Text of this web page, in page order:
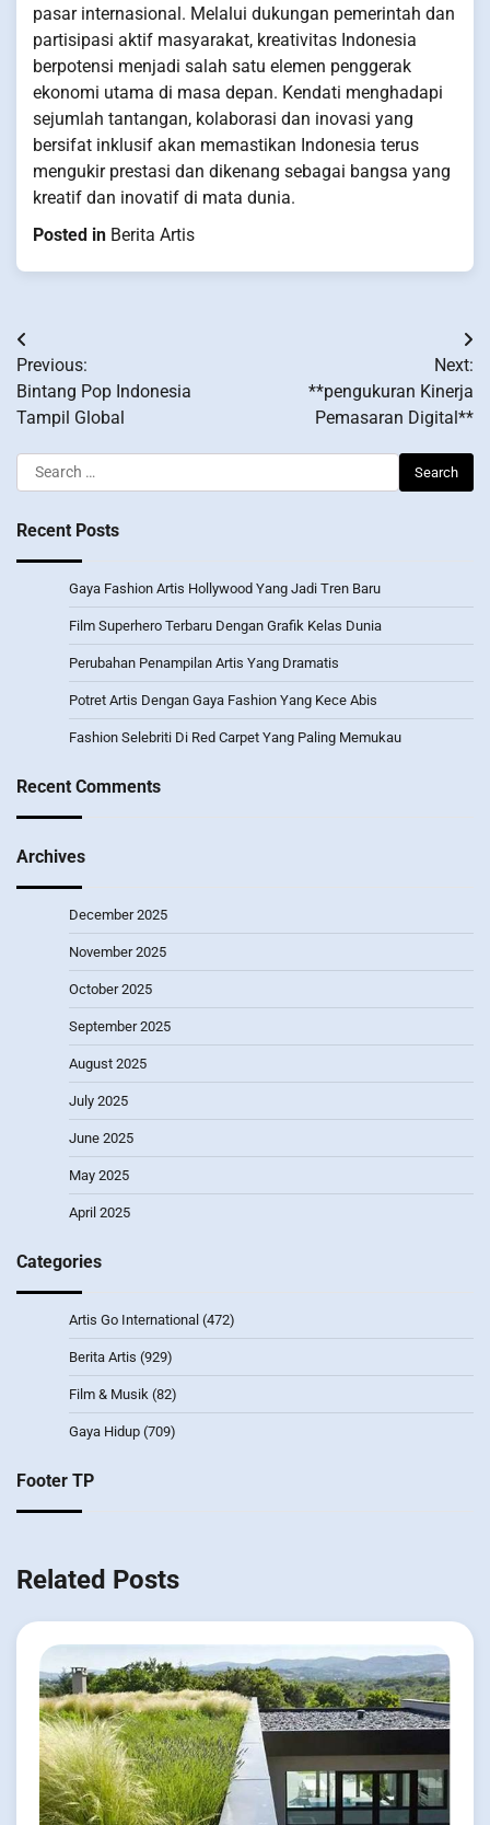
pasar internasional. Melalui dukungan pemerintah dan
partisipasi aktif masyarakat, kreativitas Indonesia
berpotensi menjadi salah satu elemen penggerak
ekonomi utama di masa depan. Kendati menghadapi
sejumlah tantangan, kolaborasi dan inovasi yang
bersifat inklusif akan memastikan Indonesia terus
mengukir prestasi dan dikenang sebagai bangsa yang
kreatif dan inovatif di mata dunia.
Posted in Berita Artis
Post
navigation
Previous:
Bintang Pop Indonesia
Tampil Global
Next:
**pengukuran Kinerja
Pemasaran Digital**
Search
for:
Recent Posts
Gaya Fashion Artis Hollywood Yang Jadi Tren Baru
Film Superhero Terbaru Dengan Grafik Kelas Dunia
Perubahan Penampilan Artis Yang Dramatis
Potret Artis Dengan Gaya Fashion Yang Kece Abis
Fashion Selebriti Di Red Carpet Yang Paling Memukau
Recent Comments
Archives
December 2025
November 2025
October 2025
September 2025
August 2025
July 2025
June 2025
May 2025
April 2025
Categories
Artis Go International (472)
Berita Artis (929)
Film & Musik (82)
Gaya Hidup (709)
Footer TP
Related Posts